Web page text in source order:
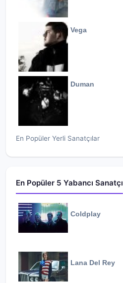
Vega
Duman
En Popüler Yerli Sanatçılar
En Popüler 5 Yabancı Sanatçı
Coldplay
Lana Del Rey